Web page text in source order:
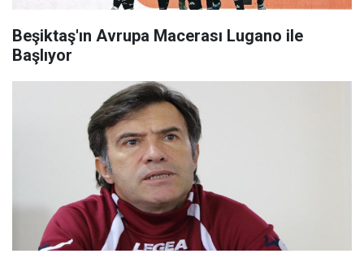
Beşiktaş'ın Avrupa Macerası Lugano ile
Başlıyor